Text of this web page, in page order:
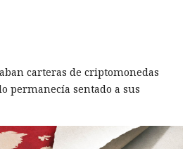
carteras de criptomonedas
permanecía sentado a sus